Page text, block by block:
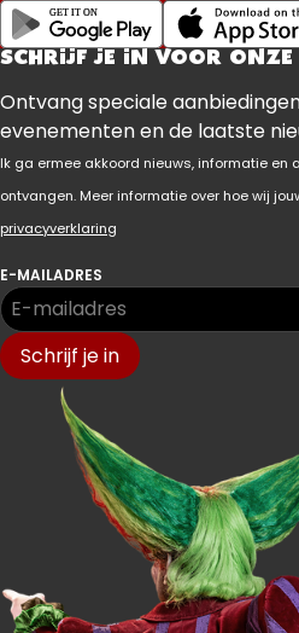
SCHRIJF JE IN VOOR ONZE
Ontvang speciale
evenementen en de laatste
Ik ga ermee akkoord nieuws, informatie en
ontvangen. Meer informatie over hoe wij
privacyverklaring
E-MAILADRES
Schrijf je in